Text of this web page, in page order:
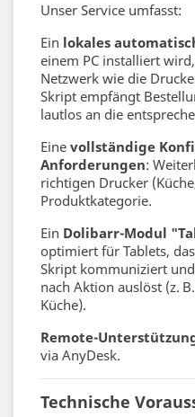
Unser Service umfasst:
Ein lokales
einem PC installiert
Netzwerk wie die
Skript empfängt
lautlos an die
Eine vollständige
Anforderungen:
richtigen Drucker
Produktkategorie.
Ein Dolibarr-Modul
optimiert für Tablets,
Skript kommuniziert
nach Aktion auslöst (z.
Küche).
Remote-
via AnyDesk.
Technische